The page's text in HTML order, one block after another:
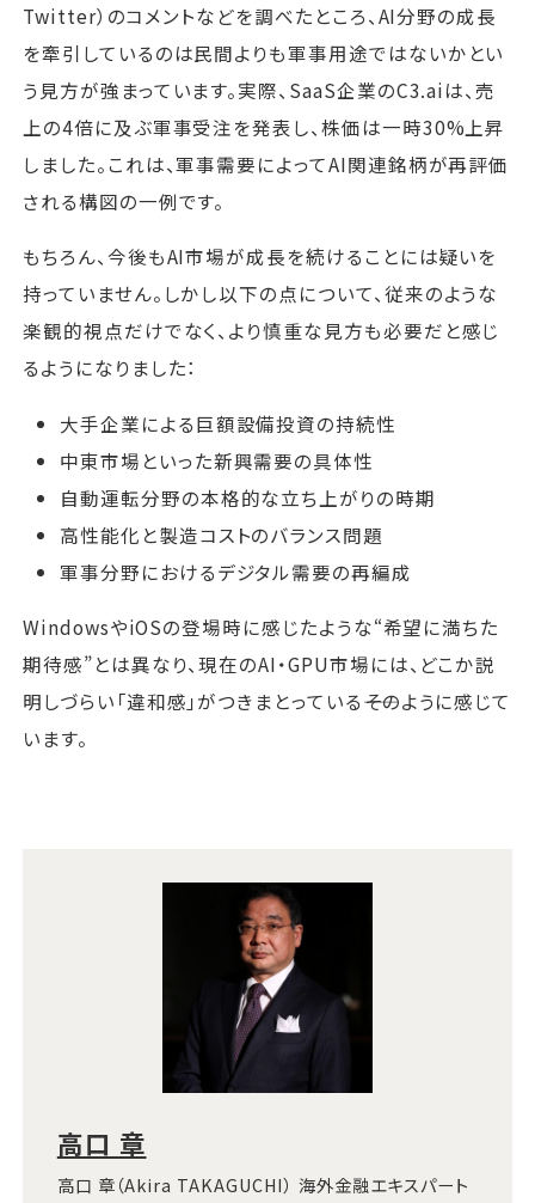
Twitter）のコメントなどを調べたところ、AI分野の成長
を牽引しているのは民間よりも軍事用途ではないかとい
う見方が強まっています。実際、SaaS企業のC3.aiは、売
上の4倍に及ぶ軍事受注を発表し、株価は一時30%上昇
しました。これは、軍事需要によってAI関連銘柄が再評価
される構図の一例です。
もちろん、今後もAI市場が成長を続けることには疑いを
持っていません。しかし以下の点について、従来のような
楽観的視点だけでなく、より慎重な見方も必要だと感じ
るようになりました：
大手企業による巨額設備投資の持続性
中東市場といった新興需要の具体性
自動運転分野の本格的な立ち上がりの時期
高性能化と製造コストのバランス問題
軍事分野におけるデジタル需要の再編成
WindowsやiOSの登場時に感じたような“希望に満ちた
期待感”とは異なり、現在のAI・GPU市場には、どこか説
明しづらい「違和感」がつきまとっている――そのように感じて
います。
高口 章
高口 章（Akira TAKAGUCHI） 海外金融エキスパート